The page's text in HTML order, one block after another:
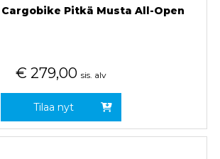
Pitkä Musta All-Open
€ 279,00 sis. alv
Tilaa nyt